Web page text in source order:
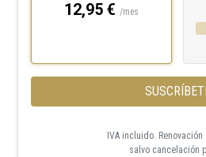
12,95 € /mes
IVA incluido. Renovación
salvo cancelación